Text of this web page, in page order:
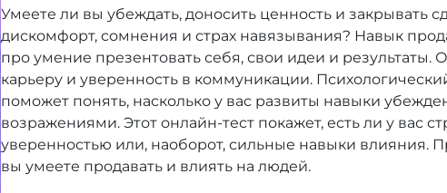
Умеете ли вы убеждать, доносить ценность и закрывать
дискомфорт, сомнения и страх навязывания? Навык
про умение презентовать себя, свои идеи и результаты.
карьеру и уверенность в коммуникации.
поможет понять, насколько у вас развиты навыки
возражениями. Этот онлайн-тест покажет, есть ли у вас
уверенностью или, наоборот, сильные навыки влияния.
вы умеете продавать и влиять на людей.